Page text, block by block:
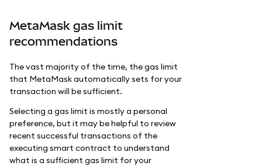
MetaMask gas limit
recommendations
The vast majority of the time, the gas limit
that MetaMask automatically sets for your
transaction will be sufficient.
Selecting a gas limit is mostly a personal
preference, but it may be helpful to review
recent successful transactions of the
executing smart contract to understand
what is a sufficient gas limit for your